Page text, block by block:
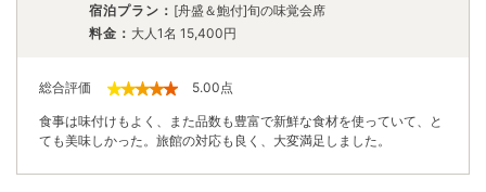
宿泊プラン： [舟盛＆鮑付]旬の味覚会席
料金： 大人1名 15,400円
総合評価 5.00点
食事は味付けもよく、また品数も豊富で新鮮な食材を使っていて、と
ても美味しかった。旅館の対応も良く、大変満足しました。